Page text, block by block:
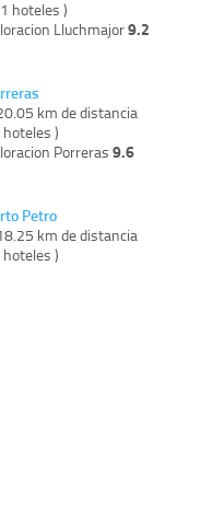
hoteles )
Lluchmajor9.2
km de distancia
hoteles )
Porreras9.6
Petro
km de distancia
hoteles )